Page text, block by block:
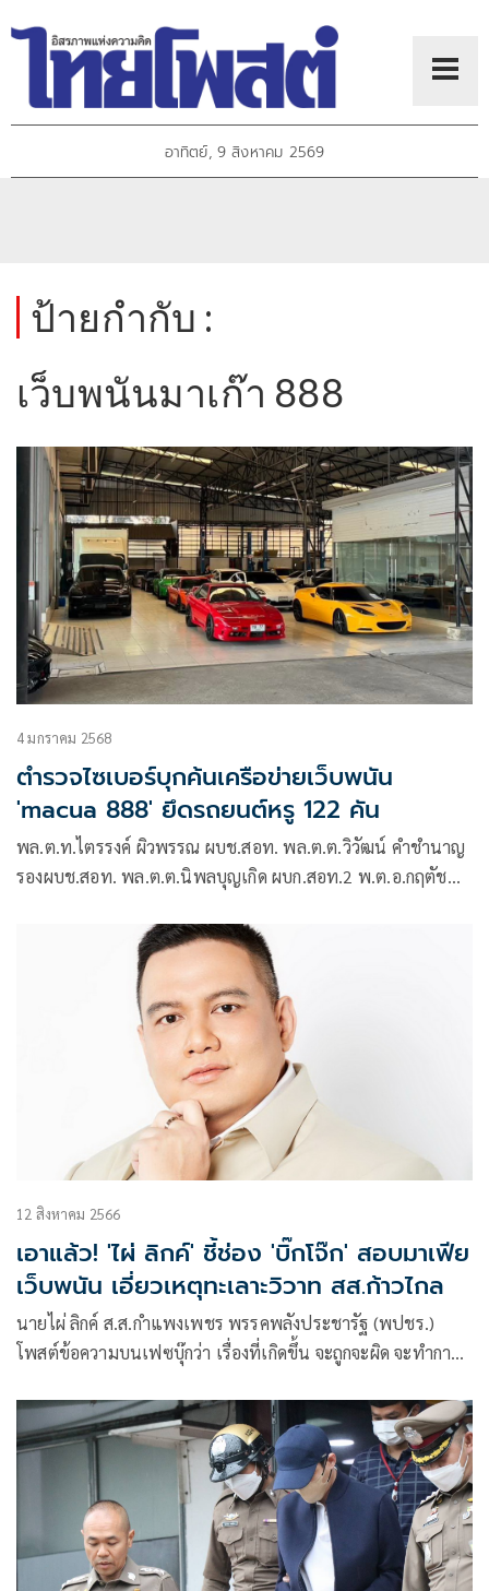
อาทิตย์, 9 สิงหาคม 2569
ป้ายกำกับ :
เว็บพนันมาเก๊า 888
4 มกราคม 2568
ตำรวจไซเบอร์บุกค้นเครือข่ายเว็บพนัน
'macua 888' ยึดรถยนต์หรู 122 คัน
พล.ต.ท.ไตรรงค์ ผิวพรรณ ผบช.สอท. พล.ต.ต.วิวัฒน์ คำชำนาญ
รองผบช.สอท. พล.ต.ต.นิพลบุญเกิด ผบก.สอท.2 พ.ต.อ.กฤตัชญ์
นะณธร ผกก. วิเคราะห์ข่าวและเครื่องมือพิเศษ
12 สิงหาคม 2566
เอาแล้ว! 'ไผ่ ลิกค์' ชี้ช่อง 'บิ๊กโจ๊ก' สอบมาเฟีย
เว็บพนัน เอี่ยวเหตุทะเลาะวิวาท สส.ก้าวไกล
นายไผ่ ลิกค์ ส.ส.กำแพงเพชร พรรคพลังประชารัฐ (พปชร.)
โพสต์ข้อความบนเฟซบุ๊กว่า เรื่องที่เกิดขึ้น จะถูกจะผิด จะทำการ